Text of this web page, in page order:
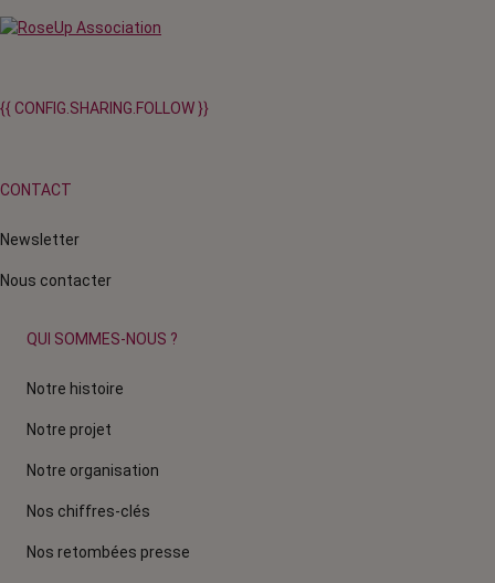
{{ CONFIG.SHARING.FOLLOW }}
CONTACT
Newsletter
Nous contacter
QUI SOMMES-NOUS ?
Notre histoire
Notre projet
Notre organisation
Nos chiffres-clés
Nos retombées presse